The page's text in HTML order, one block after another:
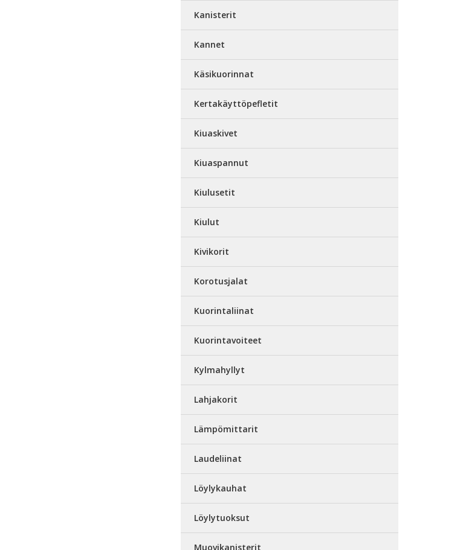
Kanisterit
Kannet
Käsikuorinnat
Kertakäyttöpefletit
Kiuaskivet
Kiuaspannut
Kiulusetit
Kiulut
Kivikorit
Korotusjalat
Kuorintaliinat
Kuorintavoiteet
Kylmahyllyt
Lahjakorit
Lämpömittarit
Laudeliinat
Löylykauhat
Löylytuoksut
Muovikanisterit